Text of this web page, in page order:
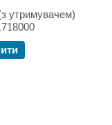
утримувачем)